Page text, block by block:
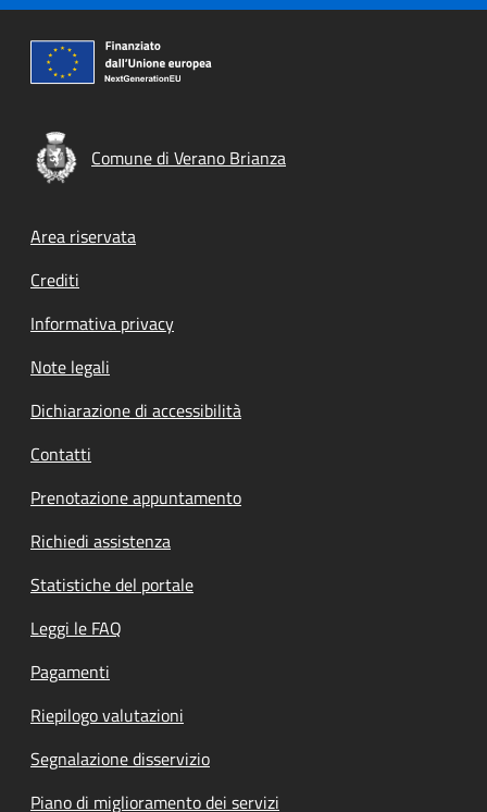
Comune di Verano Brianza
Footer menu
Area riservata
Crediti
Informativa privacy
Note legali
Dichiarazione di accessibilità
Contatti
Prenotazione appuntamento
Richiedi assistenza
Statistiche del portale
Leggi le FAQ
Pagamenti
Riepilogo valutazioni
Segnalazione disservizio
Piano di miglioramento dei servizi